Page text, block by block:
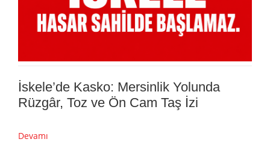
İskele’de Kasko: Mersinlik Yolunda
Rüzgâr, Toz ve Ön Cam Taş İzi
Devamı